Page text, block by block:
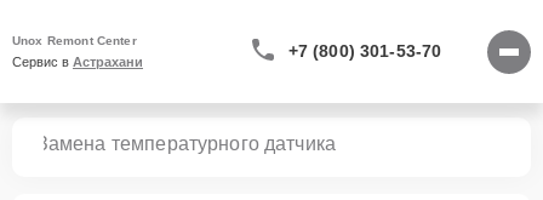
Unox Remont Center
Сервис в Астрахани
+7 (800) 301-53-70
Замена температурного датчика